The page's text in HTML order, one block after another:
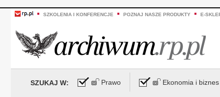
SZKOLENIA I KONFERENCJE POZNAJ NASZE PRODUKTY E-
SZUKAJ W: Prawo Ekonomia i biznes